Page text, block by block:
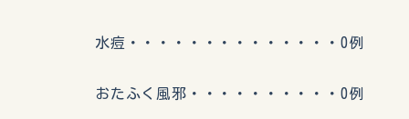
水痘・・・・・・・・・・・・・・0例
おたふく風邪・・・・・・・・・・0例